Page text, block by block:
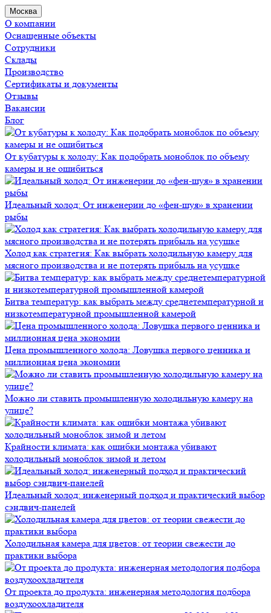
Москва
О компании
Оснащенные объекты
Сотрудники
Склады
Производство
Сертификаты и документы
Отзывы
Вакансии
Блог
От кубатуры к холоду: Как подобрать моноблок по объему
камеры и не ошибиться
Идеальный холод: От инженерии до «фен-шуя» в хранении
рыбы
Холод как стратегия: Как выбрать холодильную камеру для
мясного производства и не потерять прибыль на усушке
Битва температур: как выбрать между среднетемпературной и
низкотемпературной промышленной камерой
Цена промышленного холода: Ловушка первого ценника и
миллионная цена экономии
Можно ли ставить промышленную холодильную камеру на
улице?
Крайности климата: как ошибки монтажа убивают
холодильный моноблок зимой и летом
Идеальный холод: инженерный подход и практический выбор
сэндвич-панелей
Холодильная камера для цветов: от теории свежести до
практики выбора
От проекта до продукта: инженерная методология подбора
воздухоохладителя